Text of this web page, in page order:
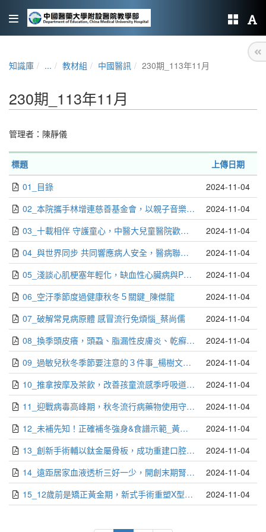
知識庫 ... 教材組 中國醫訊 230期_113年11月
230期_113年11月
管理者： 陳靜儀
標題
上傳日期
01_目錄
2024-11-04
02_本院攜手林增連慈善基金會，以親子音樂劇深耕永續發展新世代_編輯部
2024-11-04
03_十載相伴 守護童心，中醫大兒童醫院歡慶10週年院慶_編輯部
2024-11-04
04_與世界同步 共同響應病人安全，醫病聯手．守護病安_陳蒼潔．李虹伶
2024-11-04
05_淺談心肌梗塞年輕化，缺血性心臟病與PM2.5的關係_鄭英男
2024-11-04
06_空汙季節度過健康秋冬５關鍵_陳傑龍
2024-11-04
07_破解常見病原體 感冒流行免煩惱_蔡尚儒
2024-11-04
08_換季頭皮癢，頭蝨、脂漏性皮膚炎、乾癬分不清？_陳駿升
2024-11-04
09_過敏兒秋冬季節要注意的３件事_楊樹文．王志堯
2024-11-04
10_推拿按摩及茶飲，改善孩童流感季呼吸道症狀_許有志
2024-11-04
11_迎戰病毒高峰期，秋冬流行病藥物使用守則_林家右
2024-11-04
12_未補先知！正確補冬強身&食譜示範_黃淳蔚
2024-11-04
13_創新手術輔以鈦金屬骨板，成功重建口腔癌病人咬合進食_編輯部
2024-11-04
14_遠距居家血液透析三好一少，開創末期腎病治療新里程碑_編輯部
2024-11-04
15_12歲前是矯正黃金期，新式手術重塑X型腿男童健康未來_編輯部
2024-11-04